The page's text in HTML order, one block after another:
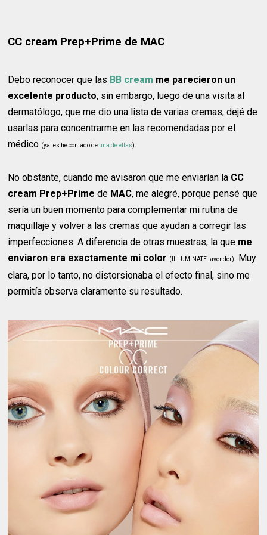
CC cream Prep+Prime de MAC
Debo reconocer que las BB cream me parecieron un
excelente producto, sin embargo, luego de una visita al
dermatólogo, que me dio una lista de varias cremas, dejé de
usarlas para concentrarme en las recomendadas por el
médico (ya les he contado de una de ellas).
No obstante, cuando me avisaron que me enviarían la CC
cream Prep+Prime de MAC, me alegré, porque pensé que
sería un buen momento para complementar mi rutina de
maquillaje y volver a las cremas que ayudan a corregir las
imperfecciones. A diferencia de otras muestras, la que me
enviaron era exactamente mi color (ILLUMINATE lavender). Muy
clara, por lo tanto, no distorsionaba el efecto final, sino me
permitía observa claramente su resultado.